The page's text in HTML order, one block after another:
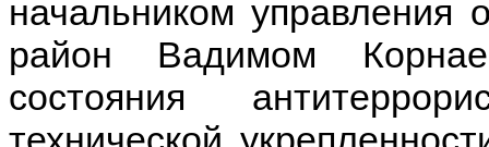
начальником
район Вадимом
состояния